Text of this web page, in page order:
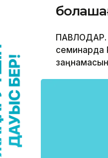
ПАВЛОДАР.
семинарда